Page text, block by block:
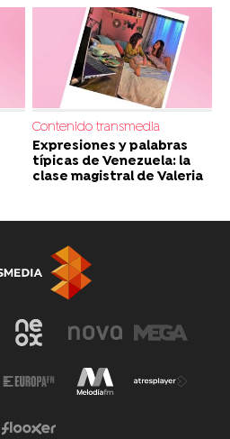
Contenido transmedia
Expresiones y palabras
típicas de Venezuela: la
clase magistral de Valeria